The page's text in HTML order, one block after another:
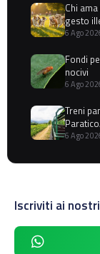
Chi
gesto
6 Ago
Fondi
nocivi
6 Ago
Treni
6 Ago
Iscriviti ai